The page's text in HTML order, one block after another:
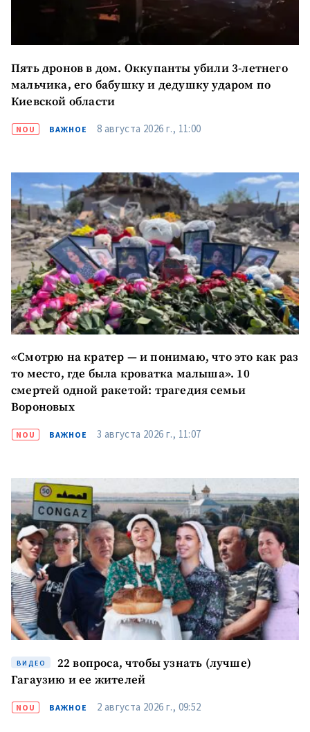
Отправить
информацию
О ZDG
în Română in English
Пять дронов в дом. Оккупанты убили 3-летнего
мальчика, его бабушку и дедушку ударом по
Киевской области
NOU ВАЖНОЕ 8 августа 2026 г., 11:00
«Смотрю на кратер — и понимаю, что это как раз
то место, где была кроватка малыша». 10
смертей одной ракетой: трагедия семьи
Вороновых
NOU ВАЖНОЕ 3 августа 2026 г., 11:07
ВИДЕО
22 вопроса, чтобы узнать (лучше)
Гагаузию и ее жителей
NOU ВАЖНОЕ 2 августа 2026 г., 09:52